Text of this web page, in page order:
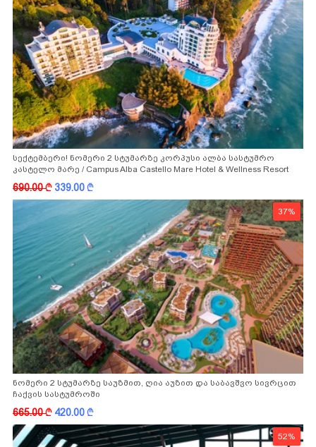
სექტემბერი! ნომერი 2 სტუმარზე კორპუსი ალბა სასტუმრო
კასტელო მარე / Campus Alba Castello Mare Hotel & Wellness Resort
-სგან!
690.00k 339.00k
37%
ნომერი 2 სტუმარზე საუზმით, ღია აუზით და საბავშვო სივრცით
ჩაქვის სასტუმროში
665.00k 420.00k
52%